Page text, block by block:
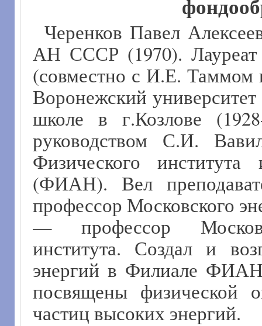
Черенков Павел
АН СССР (1970). Лауреат
(совместно с И.Е.
Воронежский
школе в г.Козлове
руководством С.И.
Физического
(ФИАН). Вел
профессор Московского
— профессор
института. Создал и
энергий в Филиале
посвящены физической
частиц высоких энергий.